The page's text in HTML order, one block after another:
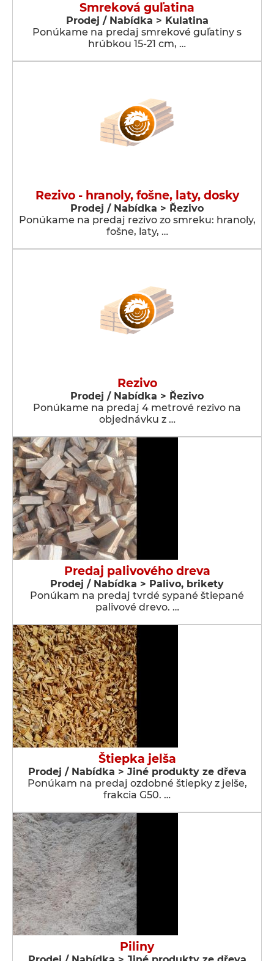
Smreková guľatina
Prodej / Nabídka > Kulatina
Ponúkame na predaj smrekové guľatiny s
hrúbkou 15-21 cm, …
Rezivo - hranoly, fošne, laty, dosky
Prodej / Nabídka > Řezivo
Ponúkame na predaj rezivo zo smreku: hranoly,
fošne, laty, …
Rezivo
Prodej / Nabídka > Řezivo
Ponúkame na predaj 4 metrové rezivo na
objednávku z …
Predaj palivového dreva
Prodej / Nabídka > Palivo, brikety
Ponúkam na predaj tvrdé sypané štiepané
palivové drevo. …
Štiepka jelša
Prodej / Nabídka > Jiné produkty ze dřeva
Ponúkam na predaj ozdobné štiepky z jelše,
frakcia G50. …
Piliny